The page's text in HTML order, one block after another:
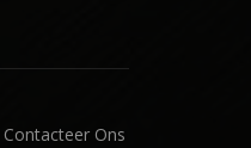
Contacteer Ons